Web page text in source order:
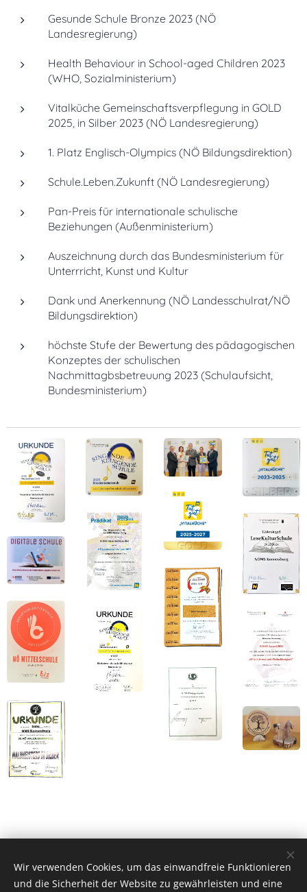
Gesunde Schule Bronze 2023 (NÖ
Landesregierung)
Health Behaviour in School-aged Children 2023
(WHO, Sozialministerium)
Vitalküche Gemeinschaftsverpflegung in GOLD
2025, in Silber 2023 (NÖ Landesregierung)
1. Platz Englisch-Olympics (NÖ Bildungsdirektion)
Schule.Leben.Zukunft (NÖ Landesregierung)
Pan-Preis für internationale schulische
Beziehungen (Außenministerium)
Auszeichnung durch das Bundesministerium für
Unterrricht, Kunst und Kultur
Dank und Anerkennung (NÖ Landesschulrat/NÖ
Bildungsdirektion)
höchste Stufe der Bewertung des pädagogischen
Konzeptes der schulischen
Nachmittagbsbetreuung 2023 (Schulaufsicht,
Bundesministerium)
Musik-/Kreativ- Mittelschule
Wir verwenden Cookies, um das einwandfreie Funktionieren
und die Sicherheit der Website zu gewährleisten und eine